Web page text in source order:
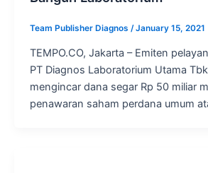
Team Publisher Diagnos /January 15, 2021
TEMPO.CO, Jakarta – Emiten
PT Diagnos Laboratorium Utama
mengincar dana segar Rp 50 miliar
penawaran saham perdana umum